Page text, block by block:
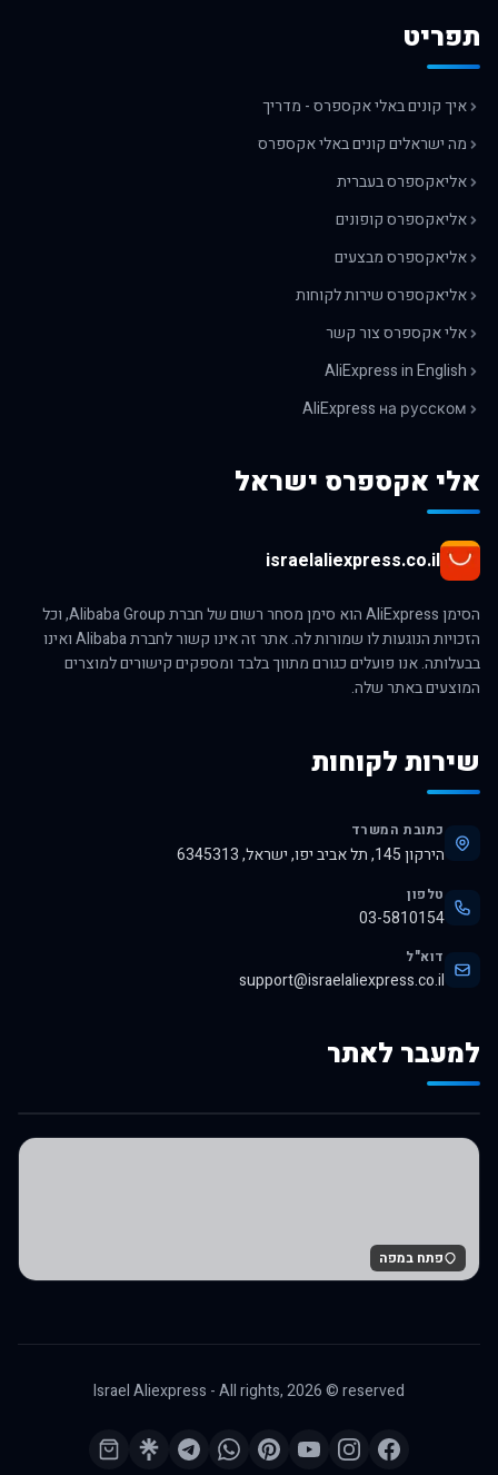
תפריט
איך קונים באלי אקספרס - מדריך
מה ישראלים קונים באלי אקספרס
אליאקספרס בעברית
אליאקספרס קופונים
אליאקספרס מבצעים
אליאקספרס שירות לקוחות
אלי אקספרס צור קשר
AliExpress in English
AliExpress на русском
אלי אקספרס ישראל
israelaliexpress.co.il
הסימן AliExpress הוא סימן מסחר רשום של חברת Alibaba Group, וכל
הזכויות הנוגעות לו שמורות לה. אתר זה אינו קשור לחברת Alibaba ואינו
בבעלותה. אנו פועלים כגורם מתווך בלבד ומספקים קישורים למוצרים
המוצעים באתר שלה.
שירות לקוחות
כתובת המשרד
הירקון 145, תל אביב יפו, ישראל, 6345313
טלפון
03-5810154
דוא"ל
support@israelaliexpress.co.il
למעבר לאתר
לרכישה באלי אקספרס
פתח במפה
Israel Aliexpress - All rights,2026© reserved